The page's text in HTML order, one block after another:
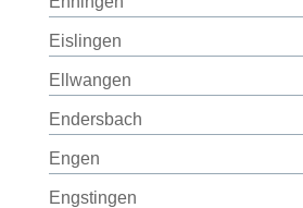
Eislingen
Ellwangen
Endersbach
Engen
Engstingen